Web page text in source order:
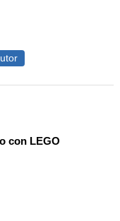
con LEGO